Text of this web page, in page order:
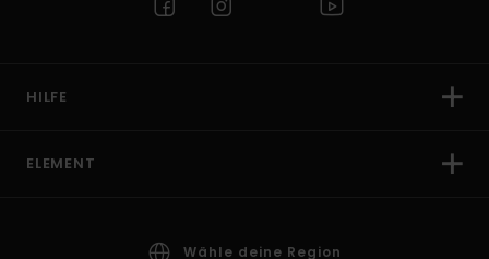
HILFE
ELEMENT
Wähle deine Region